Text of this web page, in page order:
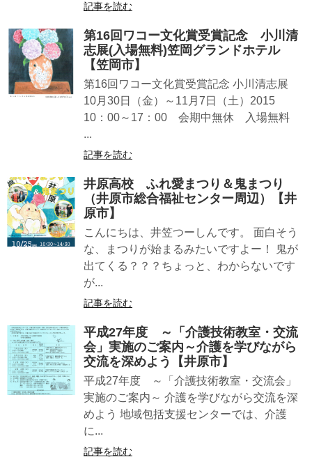
記事を読む
第16回ワコー文化賞受賞記念 小川清
志展(入場無料)笠岡グランドホテル
【笠岡市】
第16回ワコー文化賞受賞記念 小川清志展
10月30日（金）～11月7日（土）2015
10：00～17：00 会期中無休 入場無料
...
記事を読む
井原高校 ふれ愛まつり＆鬼まつり
（井原市総合福祉センター周辺）【井
原市】
こんにちは、井笠つーしんです。 面白そう
な、まつりが始まるみたいですよー！ 鬼が
出てくる？？？ちょっと、わからないです
が...
記事を読む
平成27年度 ～「介護技術教室・交流
会」実施のご案内～介護を学びながら
交流を深めよう【井原市】
平成27年度 ～「介護技術教室・交流会」
実施のご案内～ 介護を学びながら交流を深
めよう 地域包括支援センターでは、介護
に...
記事を読む